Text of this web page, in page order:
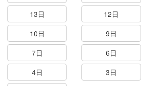
13日
12日
10日
9日
7日
6日
4日
3日